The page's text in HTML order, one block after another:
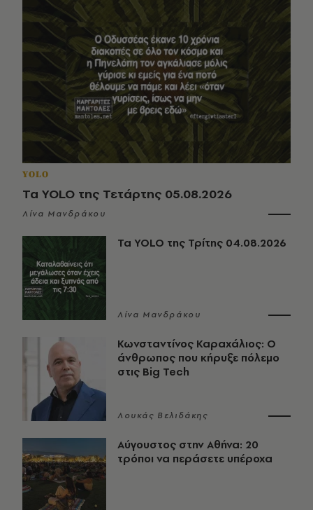
YOLO
Τα YOLO της Τετάρτης 05.08.2026
Λίνα Μανδράκου
Τα YOLO της Τρίτης 04.08.2026
Λίνα Μανδράκου
Κωνσταντίνος Καραχάλιος: Ο
άνθρωπος που κήρυξε πόλεμο
στις Big Tech
Λουκάς Βελιδάκης
Αύγουστος στην Αθήνα: 20
τρόποι να περάσετε υπέροχα